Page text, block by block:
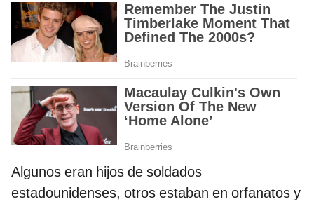
Algunos eran hijos de soldados
estadounidenses, otros estaban en orfanatos y